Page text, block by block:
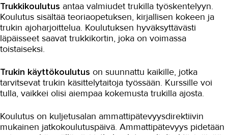
Trukkikoulutus antaa valmiudet trukilla työskentelyyn.
Koulutus sisältää teoriaopetuksen, kirjallisen kokeen ja
trukin ajoharjoittelua. Koulutuksen hyväksyttävästi
läpäisseet saavat trukkikortin, joka on voimassa
toistaiseksi.
Trukin käyttökoulutus on suunnattu kaikille, jotka
tarvitsevat trukin käsittelytaitoja työssään. Kurssille voi
tulla, vaikkei olisi aiempaa kokemusta trukilla ajosta.
Koulutus on kuljetusalan ammattipätevyysdirektiivin
mukainen jatkokoulutuspäivä. Ammattipätevyys pidetään